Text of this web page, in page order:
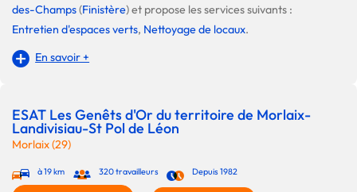
des-Champs(Finistère) et propose les services suivants :
Entretien d'espaces verts, Nettoyage de locaux.
En savoir +
ESAT Les Genêts d'Or du territoire de Morlaix-
Landivisiau-St Pol de Léon
Morlaix (29)
à 19 km 320 travailleurs Depuis 1982